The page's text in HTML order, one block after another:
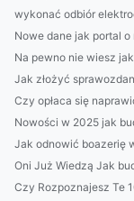
wykonać odbiór
Nowe dane jak portal
Na pewno nie wiesz
Jak złożyć
Czy opłaca się
Nowości w 2025 jak
Jak odnowić boazerię
Oni Już Wiedzą Jak
Czy Rozpoznajesz Te